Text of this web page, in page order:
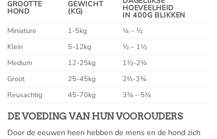
GROOTTE
HOND
GEWICHT
(KG) HOEVEELHEID
IN 400G BLIKKEN
Miniature
1-5kg
¼ – ½
Klein
5-12kg
½ – 1½
Medium
12-25kg
1½-2¾
Groot
25-45kg
2⅔-3¾
Reusachtig
45-70kg 3¾ – 5¾
DE VOEDING VAN HUN VOOROUDERS
Door de eeuwen heen hebben de mens en de hond zich